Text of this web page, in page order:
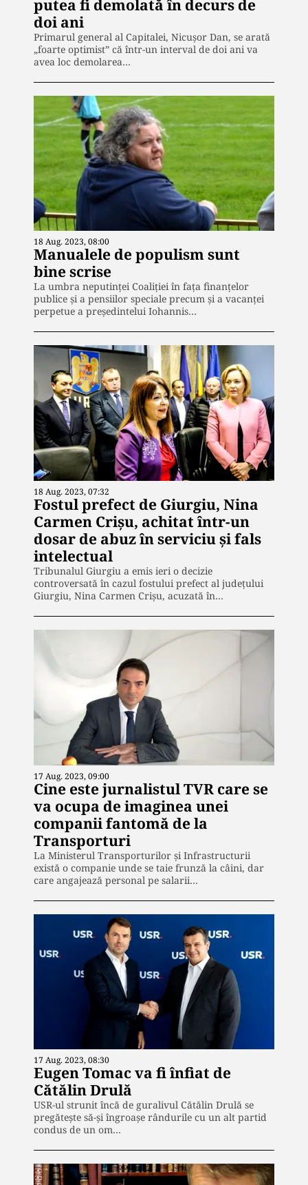
putea fi demolată în decurs de
doi ani
Primarul general al Capitalei, Nicușor Dan, se arată
„foarte optimist” că într-un interval de doi ani va
avea loc demolarea…
18 Aug. 2023, 08:00
Manualele de populism sunt
bine scrise
La umbra neputinței Coaliției în fața finanțelor
publice și a pensiilor speciale precum și a vacanței
perpetue a președintelui Iohannis…
18 Aug. 2023, 07:32
Fostul prefect de Giurgiu, Nina
Carmen Crișu, achitat într-un
dosar de abuz în serviciu și fals
intelectual
Tribunalul Giurgiu a emis ieri o decizie
controversată în cazul fostului prefect al județului
Giurgiu, Nina Carmen Crișu, acuzată în…
17 Aug. 2023, 09:00
Cine este jurnalistul TVR care se
va ocupa de imaginea unei
companii fantomă de la
Transporturi
La Ministerul Transporturilor și Infrastructurii
există o companie unde se taie frunză la câini, dar
care angajează personal pe salarii…
17 Aug. 2023, 08:30
Eugen Tomac va fi înfiat de
Cătălin Drulă
USR-ul strunit încă de guralivul Cătălin Drulă se
pregătește să-și îngroașe rândurile cu un alt partid
condus de un om…